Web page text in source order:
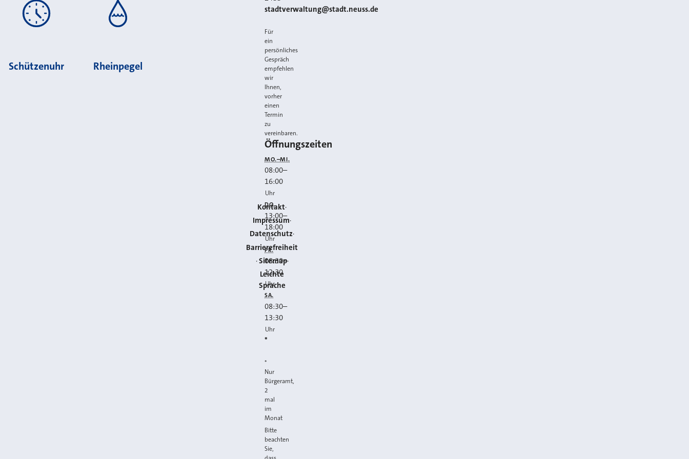
Schützenuhr Rheinpegel
Kontakt
Impressum
Datenschutz
Barrierefreiheit
Sitemap
Leichte
Sprache
E-MAIL
stadtverwaltung@stadt.neuss.de
Für
ein
persönliches
Gespräch
empfehlen
wir
Ihnen,
vorher
einen
Termin
zu
vereinbaren.
Öffnungszeiten
MO.–MI.
08:00–
16:00
Uhr
DO.
13:00–
18:00
Uhr
FR.
08:30–
12:30
Uhr
SA.
08:30–
13:30
Uhr
*
*
Nur
Bürgeramt,
2
mal
im
Monat
Bitte
beachten
Sie,